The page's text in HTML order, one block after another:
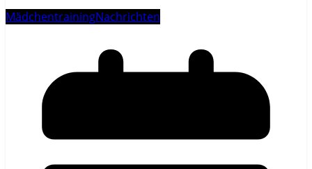
MädchentrainingNachrichten